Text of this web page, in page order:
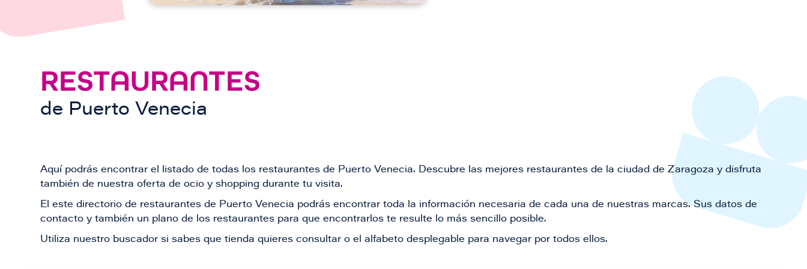
RESTAURANTES
de Puerto Venecia
Aquí podrás encontrar el listado de todas los restaurantes de Puerto Venecia. Descubre las mejores restaurantes de la ciudad de Zaragoza y disfruta
también de nuestra oferta de ocio y shopping durante tu visita.
El este directorio de restaurantes de Puerto Venecia podrás encontrar toda la información necesaria de cada una de nuestras marcas. Sus datos de
contacto y también un plano de los restaurantes para que encontrarlos te resulte lo más sencillo posible.
Utiliza nuestro buscador si sabes que tienda quieres consultar o el alfabeto desplegable para navegar por todos ellos.